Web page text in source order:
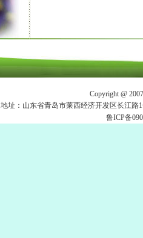
Copyright @
地址：山东省青岛市莱西经济开发区长江路
鲁ICP备